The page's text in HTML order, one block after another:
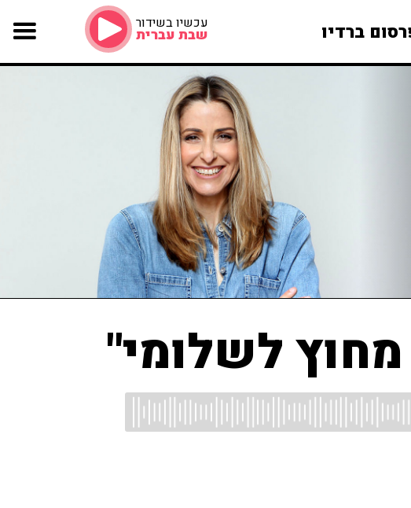
ברדיו עכשיו בשידור
שבת עברית
לשלומי"